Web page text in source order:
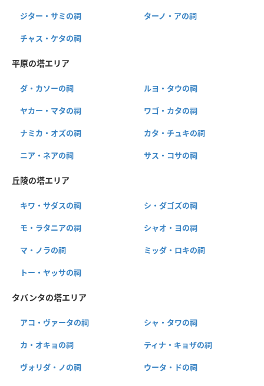
ジター・サミの祠 ターノ・アの祠
チャス・ケタの祠
平原の塔エリア
ダ・カソーの祠 ルヨ・タウの祠
ヤカー・マタの祠 ワゴ・カタの祠
ナミカ・オズの祠 カタ・チュキの祠
ニア・ネアの祠 サス・コサの祠
丘陵の塔エリア
キワ・サダスの祠 シ・ダゴズの祠
モ・ラタニアの祠 シャオ・ヨの祠
マ・ノラの祠 ミッダ・ロキの祠
トー・ヤッサの祠
タバンタの塔エリア
アコ・ヴァータの祠 シャ・タワの祠
カ・オキョの祠 ティナ・キョザの祠
ヴォリダ・ノの祠 ウータ・ドの祠